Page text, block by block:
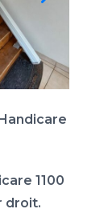
1100
droit.